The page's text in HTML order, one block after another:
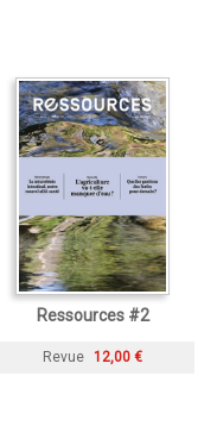
Ressources #2
Revue 12,00 €